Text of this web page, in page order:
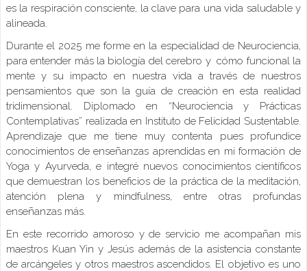
es la respiración consciente, la clave para una vida saludable y
alineada.
Durante el 2025 me forme en la especialidad de Neurociencia,
para entender más la biología del cerebro y cómo funcional la
mente y su impacto en nuestra vida a través de nuestros
pensamientos que son la guía de creación en esta realidad
tridimensional. Diplomado en “Neurociencia y Prácticas
Contemplativas” realizada en Instituto de Felicidad Sustentable.
Aprendizaje que me tiene muy contenta pues profundice
conocimientos de enseñanzas aprendidas en mi formación de
Yoga y Ayurveda, e integré nuevos conocimientos científicos
que demuestran los beneficios de la práctica de la meditación,
atención plena y mindfulness, entre otras profundas
enseñanzas más.
En este recorrido amoroso y de servicio me acompañan mis
maestros Kuan Yin y Jesús además de la asistencia constante
de arcángeles y otros maestros ascendidos. El objetivo es uno